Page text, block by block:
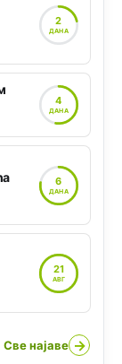
2
ДАНА
4
ДАНА
6
ДАНА
21
АВГ
Све најаве →